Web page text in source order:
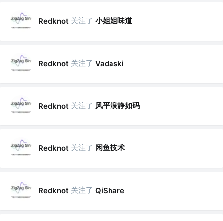
Redknot 关注了 小姐姐味道
Redknot 关注了 Vadaski
Redknot 关注了 风平浪静如码
Redknot 关注了 闲鱼技术
Redknot 关注了 QiShare